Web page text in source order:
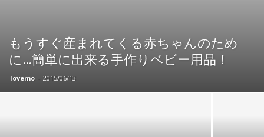
もうすぐ産まれてくる赤ちゃんのため
に…簡単に出来る手作りベビー用品！
lovemo - 2015/06/13